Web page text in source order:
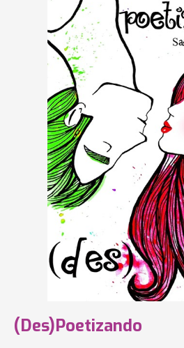
(Des)Poetizando